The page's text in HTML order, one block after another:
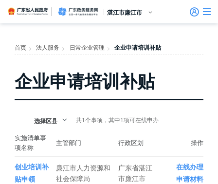
留言信箱
建言献策
信访相关法规
便民服务
百姓论坛
政府热线
网上调查
在线访谈
法律服务
领导信箱
未加载图片
政务微博
网络问政
意见征集
部门信箱
信访常见问题
信件回复
网上举报
公众监督
我要留言
广东省人民政府广东政务服务网
湛江市廉江市
个人服务
法人服务
好差评
效能监督
政务公开
政民互动
首页 > 法人服务 > 日常企业管理 > 企业申请培训补贴
企业申请培训补贴
选择区县 共1个事项，其中1项可在线申办
实施清单事
项名称
主管部门 行政区划 操作
创业培训补
贴申领
廉江市人力资源和
社会保障局
广东省湛江
市廉江市
在线办理
申请材料